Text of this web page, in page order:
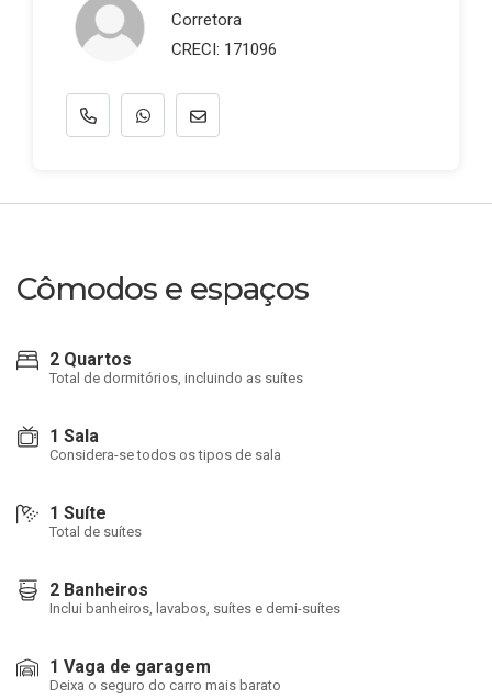
Corretora
CRECI: 171096
Cômodos e espaços
2 Quartos
Total de dormitórios, incluindo as suítes
1 Sala
Considera-se todos os tipos de sala
1 Suíte
Total de suítes
2 Banheiros
Inclui banheiros, lavabos, suítes e demi-suítes
1 Vaga de garagem
Deixa o seguro do carro mais barato